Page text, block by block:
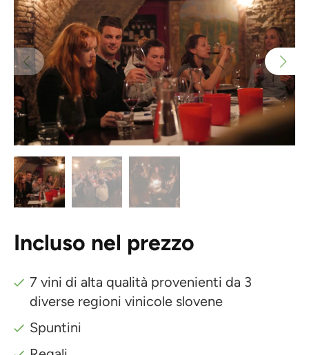
Incluso nel prezzo
7 vini di alta qualità provenienti da 3
diverse regioni vinicole slovene
Spuntini